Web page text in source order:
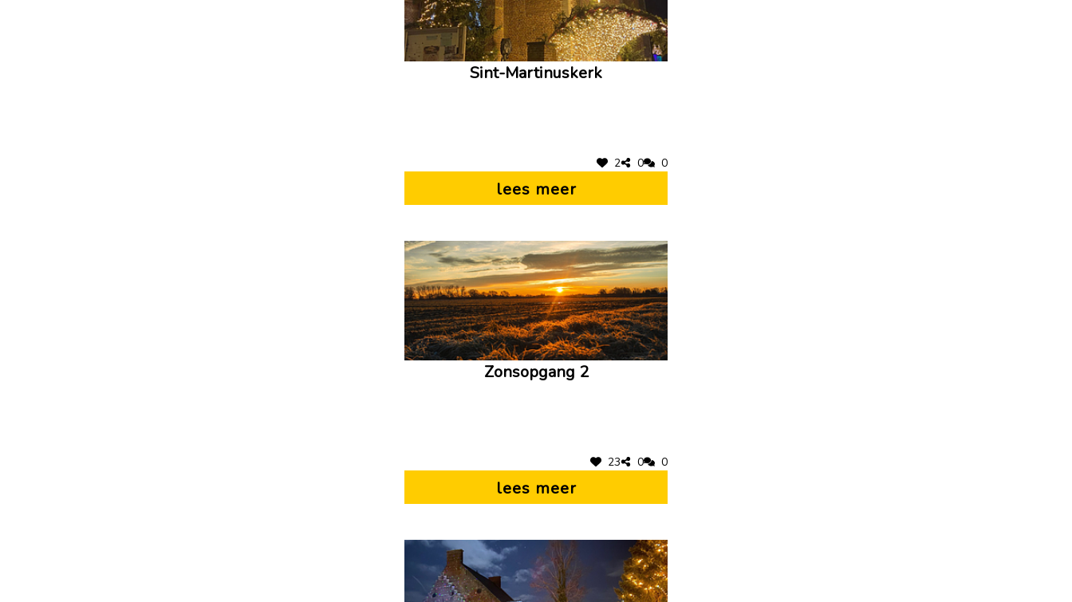
Sint-Martinuskerk
2 0 0
lees meer
Zonsopgang 2
23 0 0
lees meer